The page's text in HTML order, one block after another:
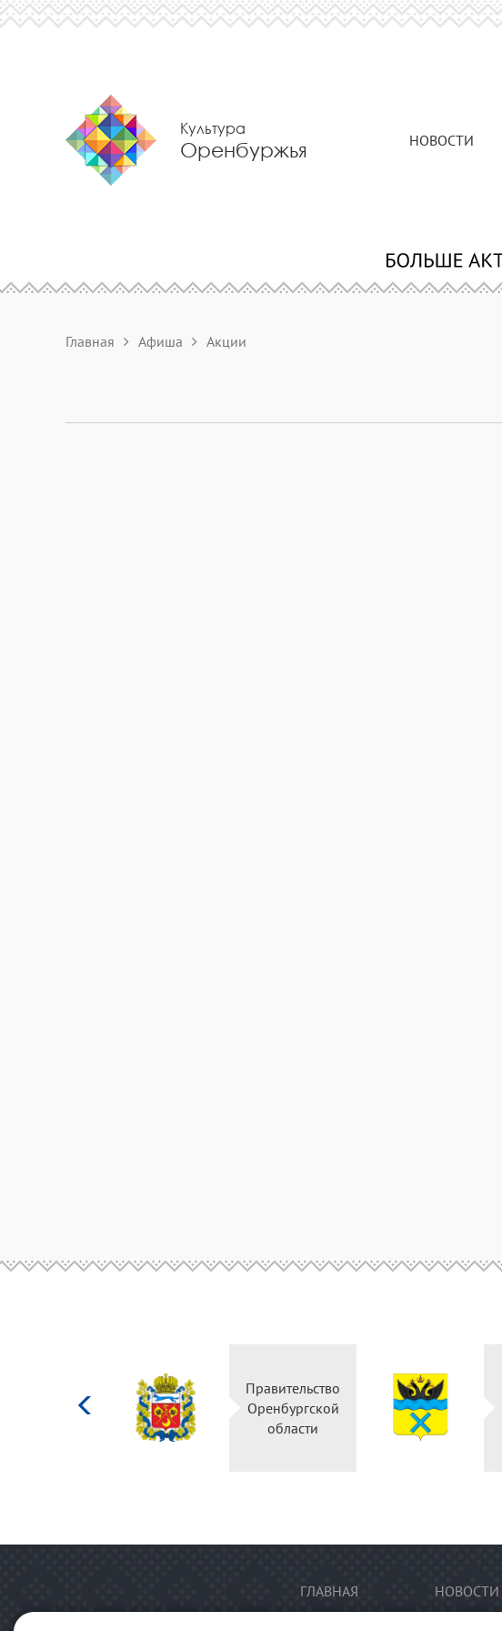
Культура
Оренбуржья НОВОСТИ
Главная Афиша Акции
Правительство
Оренбургской
области
ГЛАВНАЯ НОВОСТИ